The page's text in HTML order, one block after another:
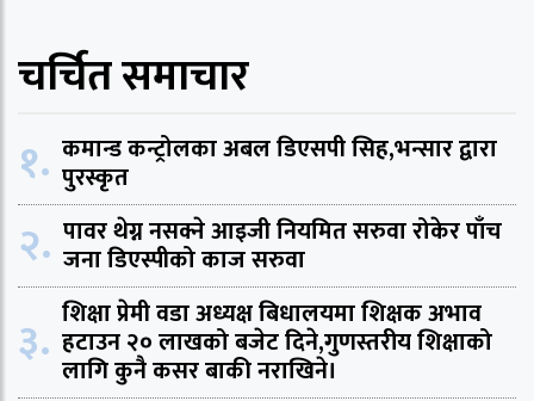
चर्चित समाचार
१. कमान्ड कन्ट्रोलका अबल डिएसपी सिह,भन्सार द्वारा
पुरस्कृत
२. पावर थेग्न नसक्ने आइजी नियमित सरुवा रोकेर पाँच
जना डिएस्पीको काज सरुवा
३. शिक्षा प्रेमी वडा अध्यक्ष बिधालयमा शिक्षक अभाव
हटाउन २० लाखको बजेट दिने,गुणस्तरीय शिक्षाको
लागि कुनै कसर बाकी नराखिने।